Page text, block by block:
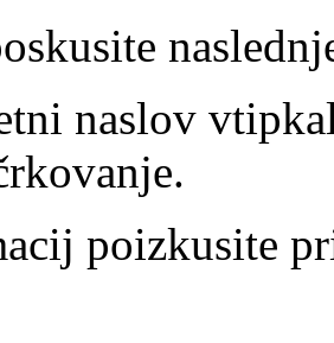
naslov
poizkusite